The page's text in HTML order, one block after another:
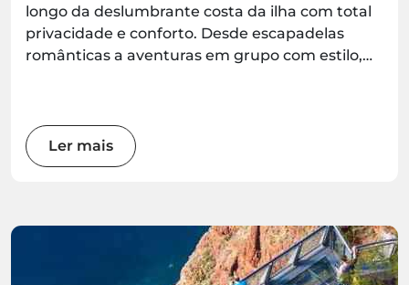
longo da deslumbrante costa da ilha com total
privacidade e conforto. Desde escapadelas
românticas a aventuras em grupo com estilo,
na Madeira.Best.
Ler mais